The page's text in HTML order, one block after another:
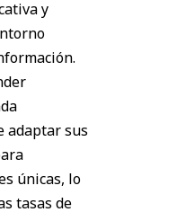
y
adaptar sus
únicas, lo
tasas de